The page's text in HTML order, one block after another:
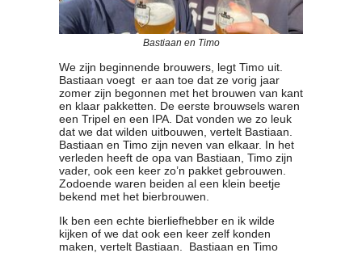
Bastiaan en Timo
We zijn beginnende brouwers, legt Timo uit.
Bastiaan voegt er aan toe dat ze vorig jaar
zomer zijn begonnen met het brouwen van kant
en klaar pakketten. De eerste brouwsels waren
een Tripel en een IPA. Dat vonden we zo leuk
dat we dat wilden uitbouwen, vertelt Bastiaan.
Bastiaan en Timo zijn neven van elkaar. In het
verleden heeft de opa van Bastiaan, Timo zijn
vader, ook een keer zo’n pakket gebrouwen.
Zodoende waren beiden al een klein beetje
bekend met het bierbrouwen.
Ik ben een echte bierliefhebber en ik wilde
kijken of we dat ook een keer zelf konden
maken, vertelt Bastiaan. Bastiaan en Timo
Contact
Locatie
Lid worden
Brouwcursus
Media
Artikelen
Foto's
Nieuwsflitsen
Video